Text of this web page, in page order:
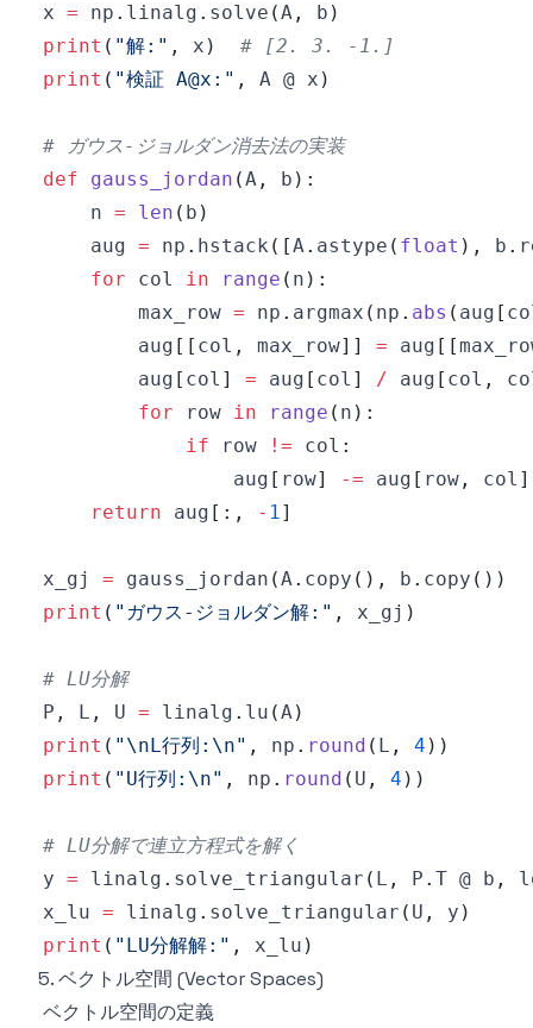
x = np . linalg . solve (A , b )
print ( "解:" , x )
# [2. 3. -1.]
print ( "検証 A@x:" , A @ x )
# ガウス-ジョルダン消去法の実装
def
gauss_jordan (A , b ) :
    n
= len ( b )
    aug
= np . hstack ( [A. astype ( float ) , b .
for col in range ( n ) :
        max_row
= np . argmax ( np . abs ( aug [
        aug
[ [ col , max_row] ] = aug [ [
        aug
[ col ] = aug [ col ] / aug [ col ,
for row in range ( n ) :
if row != col :
                aug
[ row] -= aug [ row , col ]
return aug [ : , - 1]
x_gj = gauss_jordan (A. copy ( ) , b . copy ( ) )
print ( "ガウス-ジョルダン解:" , x_gj )
# LU分解
P , L , U = linalg . lu (A)
print ( "\nL行列:\n" , np . round ( L , 4 ) )
print ( "U行列:\n" , np . round ( U , 4 ) )
# LU分解で連立方程式を解く
y = linalg . solve_triangular ( L , P . T @ b ,
x_lu = linalg . solve_triangular ( U , y )
print ( "LU分解解:" , x_lu )
5. ベクトル空間 (Vector Spaces)
ベクトル空間の定義